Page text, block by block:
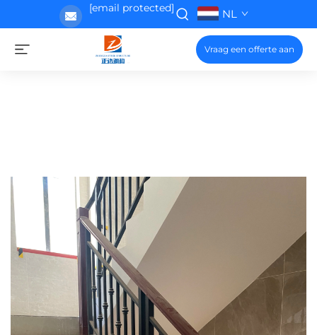
[email protected] NL
Vraag een offerte aan